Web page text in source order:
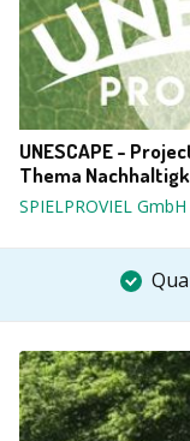
UNESCAPE -
Thema
SPIELPROVIEL